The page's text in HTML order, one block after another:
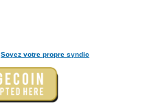
Soyez votre propre syndic